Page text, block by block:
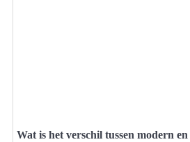
Wat is het verschil tussen modern